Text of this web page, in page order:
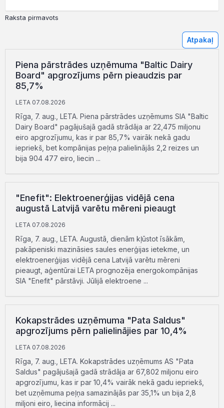
Raksta pirmavots
Atpakaļ
Piena pārstrādes uzņēmuma "Baltic Dairy
Board" apgrozījums pērn pieaudzis par
85,7%
LETA 07.08.2026
Rīga, 7. aug., LETA. Piena pārstrādes uzņēmums SIA "Baltic
Dairy Board" pagājušajā gadā strādāja ar 22,475 miljonu
eiro apgrozījumu, kas ir par 85,7% vairāk nekā gadu
iepriekš, bet kompānijas peļņa palielinājās 2,2 reizes un
bija 904 477 eiro, liecin ...
"Enefit": Elektroenerģijas vidējā cena
augustā Latvijā varētu mēreni pieaugt
LETA 07.08.2026
Rīga, 7. aug., LETA. Augustā, dienām kļūstot īsākām,
pakāpeniski mazināsies saules enerģijas ietekme, un
elektroenerģijas vidējā cena Latvijā varētu mēreni
pieaugt, aģentūrai LETA prognozēja energokompānijas
SIA "Enefit" pārstāvji. Jūlijā elektroene ...
Kokapstrādes uzņēmuma "Pata Saldus"
apgrozījums pērn palielinājies par 10,4%
LETA 07.08.2026
Rīga, 7. aug., LETA. Kokapstrādes uzņēmums AS "Pata
Saldus" pagājušajā gadā strādāja ar 67,802 miljonu eiro
apgrozījumu, kas ir par 10,4% vairāk nekā gadu iepriekš,
bet uzņēmuma peļņa samazinājās par 35,1% un bija 2,8
miljoni eiro, liecina informācij ...